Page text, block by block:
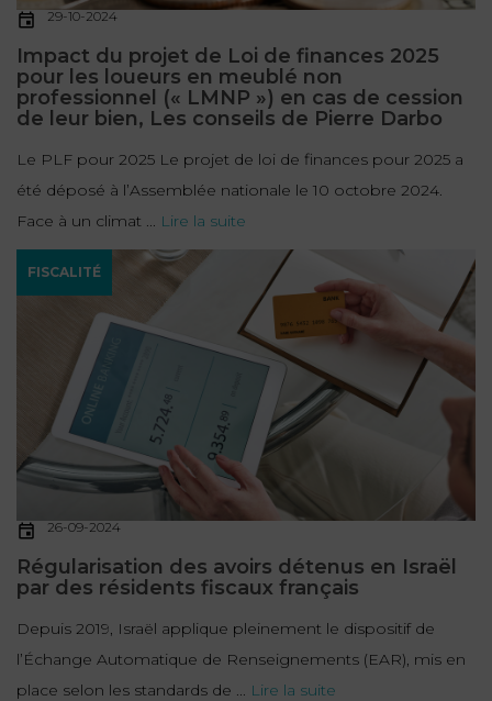
29-10-2024
Impact du projet de Loi de finances 2025
pour les loueurs en meublé non
professionnel (« LMNP ») en cas de cession
de leur bien, Les conseils de Pierre Darbo
Le PLF pour 2025 Le projet de loi de finances pour 2025 a
été déposé à l’Assemblée nationale le 10 octobre 2024.
Face à un climat ... Lire la suite
FISCALITÉ
26-09-2024
Régularisation des avoirs détenus en Israël
par des résidents fiscaux français
Depuis 2019, Israël applique pleinement le dispositif de
l’Échange Automatique de Renseignements (EAR), mis en
place selon les standards de ... Lire la suite